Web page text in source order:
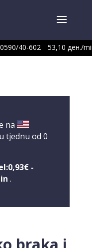
40-602 53,10 ден./min
na
tjednu od 0
-
.